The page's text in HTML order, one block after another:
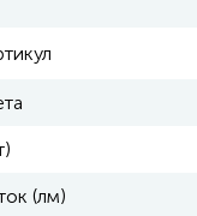
(лм)